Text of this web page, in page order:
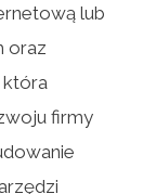
lub
oraz
firmy